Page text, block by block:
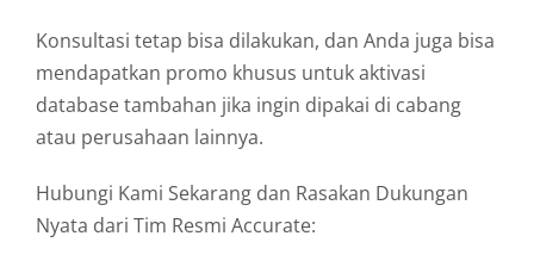
Konsultasi tetap bisa dilakukan, dan Anda juga bisa
mendapatkan promo khusus untuk aktivasi
database tambahan jika ingin dipakai di cabang
atau perusahaan lainnya.
Hubungi Kami Sekarang dan Rasakan Dukungan
Nyata dari Tim Resmi Accurate: